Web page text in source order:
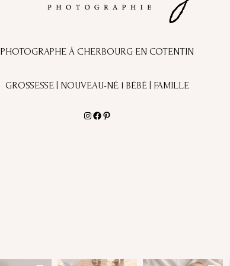
PHOTOGRAPHE À CHERBOURG EN COTENTIN
GROSSESSE | NOUVEAU-NÉ l BÉBÉ | FAMILLE
Instagram
Facebook
Pinterest